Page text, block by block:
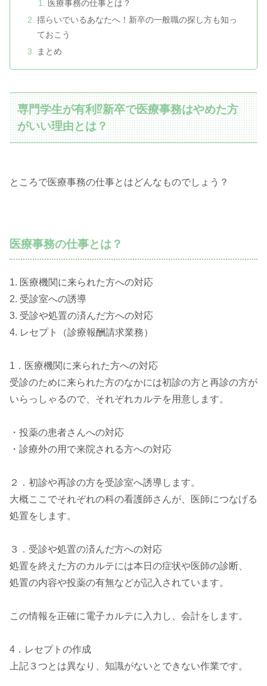
医療事務の仕事とは？
揺らいでいるあなたへ！新卒の一般職の探し方も知っ
ておこう
まとめ
専門学生が有利⁉新卒で医療事務はやめた方
がいい理由とは？
ところで医療事務の仕事とはどんなものでしょう？
医療事務の仕事とは？
1. 医療機関に来られた方への対応
2. 受診室への誘導
3. 受診や処置の済んだ方への対応
4. レセプト（診療報酬請求業務）
1．医療機関に来られた方への対応
受診のために来られた方のなかには初診の方と再診の方が
いらっしゃるので、それぞれカルテを用意します。
・投薬の患者さんへの対応
・診療外の用で来院される方への対応
２．初診や再診の方を受診室へ誘導します。
大概ここでそれぞれの科の看護師さんが、医師につなげる
処置をします。
３．受診や処置の済んだ方への対応
処置を終えた方のカルテには本日の症状や医師の診断、
処置の内容や投薬の有無などが記入されています。
この情報を正確に電子カルテに入力し、会計をします。
4．レセプトの作成
上記３つとは異なり、知識がないとできない作業です。